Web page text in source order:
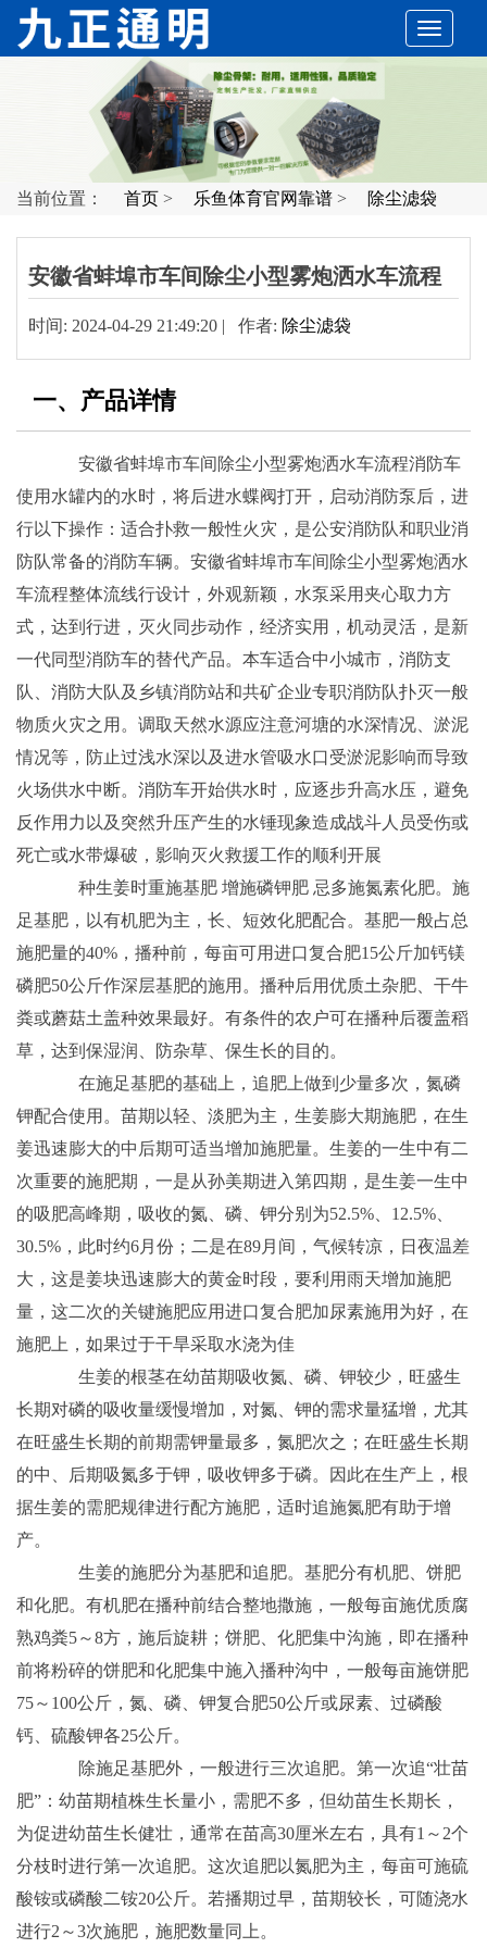
切
导
当前位置： 首页 > 乐鱼体育官网靠谱 > 除尘滤袋
安徽省蚌埠市车间除尘小型雾炮洒水车流程
时间: 2024-04-29 21:49:20 | 作者: 除尘滤袋
一、产品详情
安徽省蚌埠市车间除尘小型雾炮洒水车流程消防车
使用水罐内的水时，将后进水蝶阀打开，启动消防泵后，进
行以下操作：适合扑救一般性火灾，是公安消防队和职业消
防队常备的消防车辆。安徽省蚌埠市车间除尘小型雾炮洒水
车流程整体流线行设计，外观新颖，水泵采用夹心取力方
式，达到行进，灭火同步动作，经济实用，机动灵活，是新
一代同型消防车的替代产品。本车适合中小城市，消防支
队、消防大队及乡镇消防站和共矿企业专职消防队扑灭一般
物质火灾之用。调取天然水源应注意河塘的水深情况、淤泥
情况等，防止过浅水深以及进水管吸水口受淤泥影响而导致
火场供水中断。消防车开始供水时，应逐步升高水压，避免
反作用力以及突然升压产生的水锤现象造成战斗人员受伤或
死亡或水带爆破，影响灭火救援工作的顺利开展
种生姜时重施基肥 增施磷钾肥 忌多施氮素化肥。施
足基肥，以有机肥为主，长、短效化肥配合。基肥一般占总
施肥量的40%，播种前，每亩可用进口复合肥15公斤加钙镁
磷肥50公斤作深层基肥的施用。播种后用优质土杂肥、干牛
粪或蘑菇土盖种效果最好。有条件的农户可在播种后覆盖稻
草，达到保湿润、防杂草、保生长的目的。
在施足基肥的基础上，追肥上做到少量多次，氮磷
钾配合使用。苗期以轻、淡肥为主，生姜膨大期施肥，在生
姜迅速膨大的中后期可适当增加施肥量。生姜的一生中有二
次重要的施肥期，一是从孙美期进入第四期，是生姜一生中
的吸肥高峰期，吸收的氮、磷、钾分别为52.5%、12.5%、
30.5%，此时约6月份；二是在89月间，气候转凉，日夜温差
大，这是姜块迅速膨大的黄金时段，要利用雨天增加施肥
量，这二次的关键施肥应用进口复合肥加尿素施用为好，在
施肥上，如果过于干旱采取水浇为佳
生姜的根茎在幼苗期吸收氮、磷、钾较少，旺盛生
长期对磷的吸收量缓慢增加，对氮、钾的需求量猛增，尤其
在旺盛生长期的前期需钾量最多，氮肥次之；在旺盛生长期
的中、后期吸氮多于钾，吸收钾多于磷。因此在生产上，根
据生姜的需肥规律进行配方施肥，适时追施氮肥有助于增
产。
生姜的施肥分为基肥和追肥。基肥分有机肥、饼肥
和化肥。有机肥在播种前结合整地撒施，一般每亩施优质腐
熟鸡粪5～8方，施后旋耕；饼肥、化肥集中沟施，即在播种
前将粉碎的饼肥和化肥集中施入播种沟中，一般每亩施饼肥
75～100公斤，氮、磷、钾复合肥50公斤或尿素、过磷酸
钙、硫酸钾各25公斤。
除施足基肥外，一般进行三次追肥。第一次追“壮苗
肥”：幼苗期植株生长量小，需肥不多，但幼苗生长期长，
为促进幼苗生长健壮，通常在苗高30厘米左右，具有1～2个
分枝时进行第一次追肥。这次追肥以氮肥为主，每亩可施硫
酸铵或磷酸二铵20公斤。若播期过早，苗期较长，可随浇水
进行2～3次施肥，施肥数量同上。